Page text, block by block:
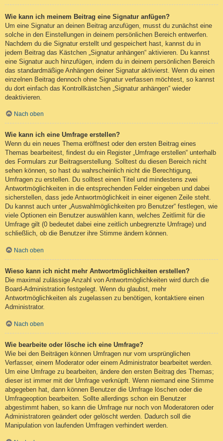
Wie kann ich meinem Beitrag eine Signatur anfügen?
Um eine Signatur an deinen Beitrag anzufügen, musst du zunächst eine
solche in den Einstellungen in deinem persönlichen Bereich entwerfen.
Nachdem du die Signatur erstellt und gespeichert hast, kannst du in
jedem Beitrag das Kästchen „Signatur anhängen“ aktivieren. Du kannst
eine Signatur auch hinzufügen, indem du in deinem persönlichen Bereich
das standardmäßige Anhängen deiner Signatur aktivierst. Wenn du einen
einzelnen Beitrag dennoch ohne Signatur verfassen möchtest, so kannst
du dort einfach das Kontrollkästchen „Signatur anhängen“ wieder
deaktivieren.
Nach oben
Wie kann ich eine Umfrage erstellen?
Wenn du ein neues Thema eröffnest oder den ersten Beitrag eines
Themas bearbeitest, findest du ein Register „Umfrage erstellen“ unterhalb
des Formulars zur Beitragserstellung. Solltest du diesen Bereich nicht
sehen können, so hast du wahrscheinlich nicht die Berechtigung,
Umfragen zu erstellen. Du solltest einen Titel und mindestens zwei
Antwortmöglichkeiten in die entsprechenden Felder eingeben und dabei
sicherstellen, dass jede Antwortmöglichkeit in einer eigenen Zeile steht.
Du kannst auch unter „Auswahlmöglichkeiten pro Benutzer“ festlegen, wie
viele Optionen ein Benutzer auswählen kann, welches Zeitlimit für die
Umfrage gilt (0 bedeutet dabei eine zeitlich unbegrenzte Umfrage) und
schließlich, ob die Benutzer ihre Stimme ändern können.
Nach oben
Wieso kann ich nicht mehr Antwortmöglichkeiten erstellen?
Die maximal zulässige Anzahl von Antwortmöglichkeiten wird durch die
Board-Administration festgelegt. Wenn du glaubst, mehr
Antwortmöglichkeiten als zugelassen zu benötigen, kontaktiere einen
Administrator.
Nach oben
Wie bearbeite oder lösche ich eine Umfrage?
Wie bei den Beiträgen können Umfragen nur vom ursprünglichen
Verfasser, einem Moderator oder einem Administrator bearbeitet werden.
Um eine Umfrage zu bearbeiten, ändere den ersten Beitrag des Themas;
dieser ist immer mit der Umfrage verknüpft. Wenn niemand eine Stimme
abgegeben hat, dann können Benutzer die Umfrage löschen oder die
Umfrageoption bearbeiten. Sollte allerdings schon ein Benutzer
abgestimmt haben, so kann die Umfrage nur noch von Moderatoren oder
Administratoren geändert oder gelöscht werden. Dadurch soll die
Manipulation von laufenden Umfragen verhindert werden.